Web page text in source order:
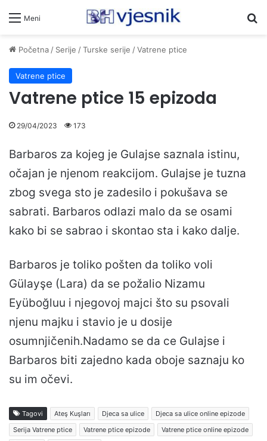
Meni
Početna/ Serije /Turske serije /Vatrene ptice
Vatrene ptice
Vatrene ptice 15 epizoda
29/04/2023 173
Barbaros za kojeg je Gulajse saznala istinu,
očajan je njenom reakcijom. Gulajse je tuzna
zbog svega sto je zadesilo i pokušava se
sabrati. Barbaros odlazi malo da se osami
kako bi se sabrao i skontao sta i kako dalje.
Barbaros je toliko pošten da toliko voli
Gülayşe (Lara) da se požalio Nizamu
Eyüboğluu i njegovoj majci što su psovali
njenu majku i stavio je u dosije
osumnjičenih.Nadamo se da ce Gulajse i
Barbaros biti zajedno kada oboje saznaju ko
su im očevi.
Tagovi Ateş Kuşları Djeca sa ulice
Djeca sa ulice online epizode
Serija Vatrene ptice
Vatrene ptice epizode
Vatrene ptice online epizode